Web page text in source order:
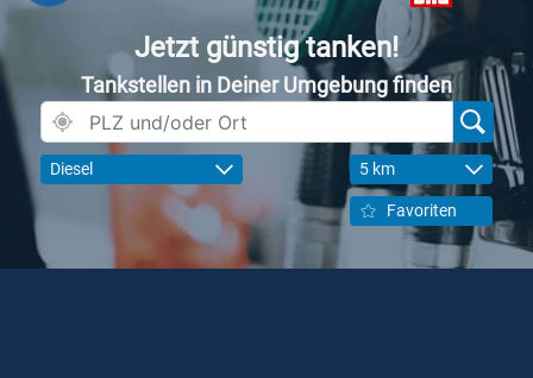
Jetzt günstig tanken!
Tankstellen in Deiner Umgebung finden
Diesel 5 km
Favoriten